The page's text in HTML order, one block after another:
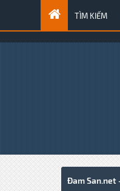
TÌM KIẾM
Đam San.net